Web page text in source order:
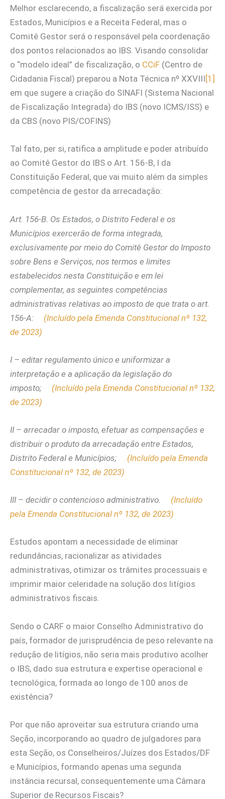
Melhor esclarecendo, a fiscalização será exercida por
Estados, Municípios e a Receita Federal, mas o
Comitê Gestor será o responsável pela coordenação
dos pontos relacionados ao IBS. Visando consolidar
o “modelo ideal” de fiscalização, o CCiF (Centro de
Cidadania Fiscal) preparou a Nota Técnica nº XXVIII [1]
em que sugere a criação do SINAFI (Sistema Nacional
de Fiscalização Integrada) do IBS (novo ICMS/ISS) e
da CBS (novo PIS/COFINS)
Tal fato, per si, ratifica a amplitude e poder atribuído
ao Comitê Gestor do IBS o Art. 156-B, I da
Constituição Federal, que vai muito além da simples
competência de gestor da arrecadação:
Art. 156-B. Os Estados, o Distrito Federal e os
Municípios exercerão de forma integrada,
exclusivamente por meio do Comitê Gestor do Imposto
sobre Bens e Serviços, nos termos e limites
estabelecidos nesta Constituição e em lei
complementar, as seguintes competências
administrativas relativas ao imposto de que trata o art.
156-A: (Incluído pela Emenda Constitucional nº 132,
de 2023)
I – editar regulamento único e uniformizar a
interpretação e a aplicação da legislação do
imposto; (Incluído pela Emenda Constitucional nº 132,
de 2023)
II – arrecadar o imposto, efetuar as compensações e
distribuir o produto da arrecadação entre Estados,
Distrito Federal e Municípios; (Incluído pela Emenda
Constitucional nº 132, de 2023)
III – decidir o contencioso administrativo. (Incluído
pela Emenda Constitucional nº 132, de 2023)
Estudos apontam a necessidade de eliminar
redundâncias, racionalizar as atividades
administrativas, otimizar os trâmites processuais e
imprimir maior celeridade na solução dos litígios
administrativos fiscais.
Sendo o CARF o maior Conselho Administrativo do
país, formador de jurisprudência de peso relevante na
redução de litígios, não seria mais produtivo acolher
o IBS, dado sua estrutura e expertise operacional e
tecnológica, formada ao longo de 100 anos de
existência?
Por que não aproveitar sua estrutura criando uma
Seção, incorporando ao quadro de julgadores para
esta Seção, os Conselheiros/Juízes dos Estados/DF
e Municípios, formando apenas uma segunda
instância recursal, consequentemente uma Câmara
Superior de Recursos Fiscais?